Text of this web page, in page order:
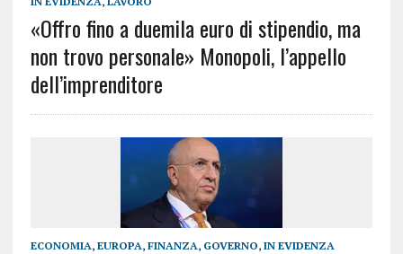
«Offro fino a duemila euro di stipendio, ma
non trovo personale» Monopoli, l’appello
dell’imprenditore
ECONOMIA, EUROPA, FINANZA, GOVERNO, IN EVIDENZA